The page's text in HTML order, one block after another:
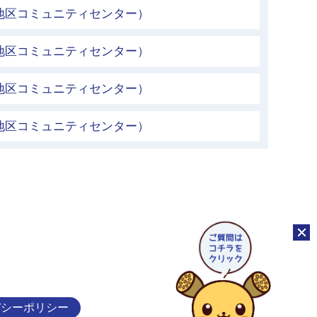
コミュニティセンター）
コミュニティセンター）
コミュニティセンター）
コミュニティセンター）
ーポリシー
チャ